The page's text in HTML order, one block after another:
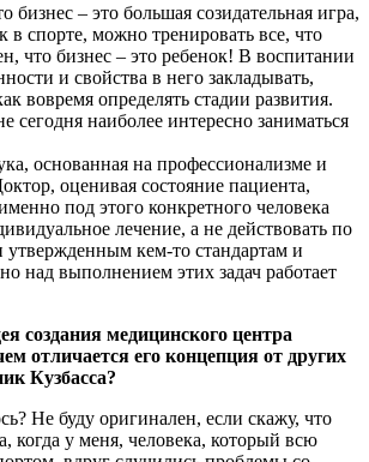
бизнес – это большая созидательная игра,
в спорте, можно тренировать все, что
что бизнес – это ребенок! В воспитании
и свойства в него закладывать,
вовремя определять стадии развития.
сегодня наиболее интересно заниматься
основанная на профессионализме и
оценивая состояние пациента,
под этого конкретного человека
лечение, а не действовать по
кем-то стандартам и
над выполнением этих задач работает
создания медицинского центра
отличается его концепция от других
Кузбасса?
Не буду оригинален, если скажу, что
когда у меня, человека, который всю